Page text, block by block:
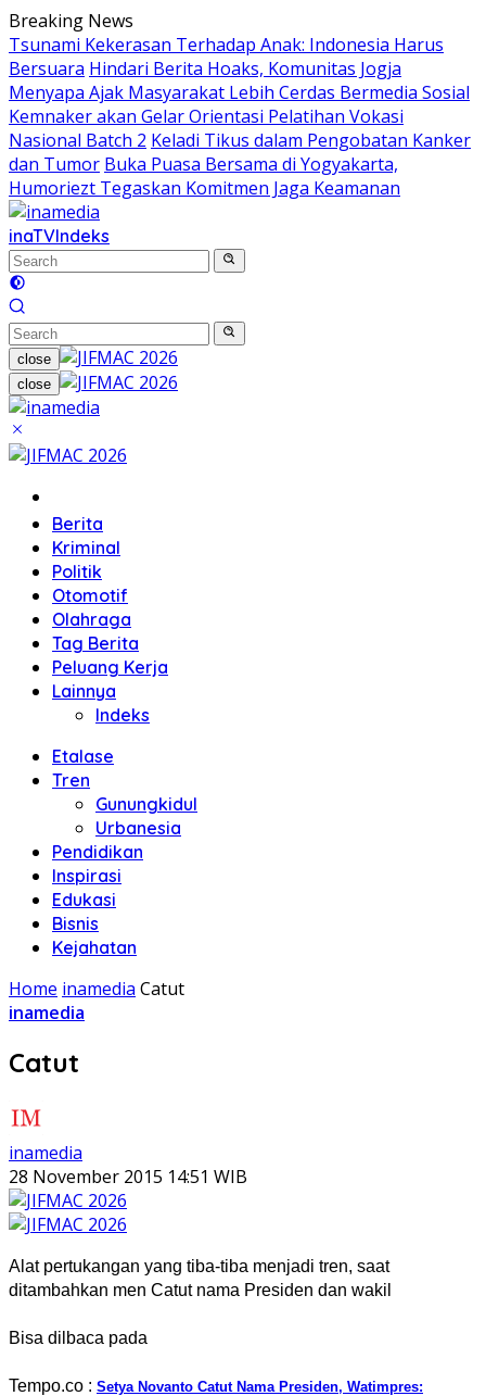
Skip
to
content
Breaking News
Tsunami Kekerasan Terhadap Anak: Indonesia Harus
Bersuara Hindari Berita Hoaks, Komunitas Jogja
Menyapa Ajak Masyarakat Lebih Cerdas Bermedia Sosial
Kemnaker akan Gelar Orientasi Pelatihan Vokasi
Nasional Batch 2 Keladi Tikus dalam Pengobatan Kanker
dan Tumor Buka Puasa Bersama di Yogyakarta,
Humoriezt Tegaskan Komitmen Jaga Keamanan
inaTVIndeks
close
close
Berita
Kriminal
Politik
Otomotif
Olahraga
Tag Berita
Peluang Kerja
Lainnya
Indeks
Etalase
Tren
Gunungkidul
Urbanesia
Pendidikan
Inspirasi
Edukasi
Bisnis
Kejahatan
Home inamedia Catut
inamedia
Catut
inamedia
28 November 2015 14:51 WIB
Alat pertukangan yang tiba-tiba menjadi tren, saat
ditambahkan men Catut nama Presiden dan wakil
Bisa dilbaca pada
Tempo.co : Setya Novanto Catut Nama Presiden, Watimpres: